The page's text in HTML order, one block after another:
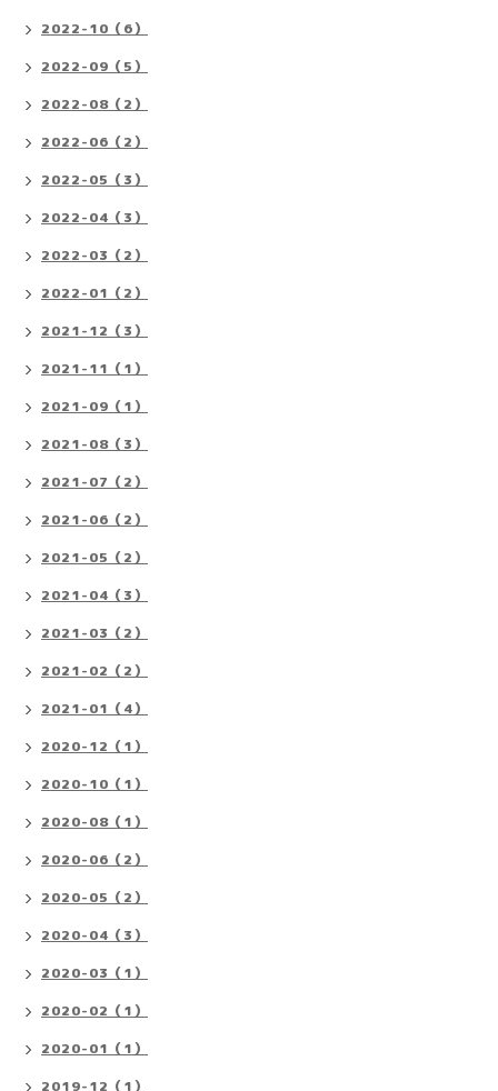
2022-10（6）
2022-09（5）
2022-08（2）
2022-06（2）
2022-05（3）
2022-04（3）
2022-03（2）
2022-01（2）
2021-12（3）
2021-11（1）
2021-09（1）
2021-08（3）
2021-07（2）
2021-06（2）
2021-05（2）
2021-04（3）
2021-03（2）
2021-02（2）
2021-01（4）
2020-12（1）
2020-10（1）
2020-08（1）
2020-06（2）
2020-05（2）
2020-04（3）
2020-03（1）
2020-02（1）
2020-01（1）
2019-12（1）